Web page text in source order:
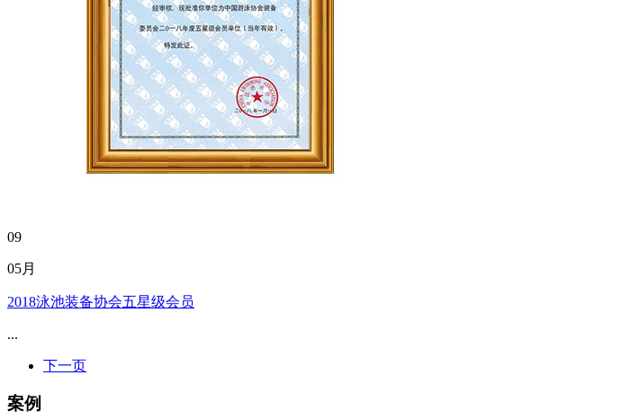
09
05月
2018泳池装备协会五星级会员
...
下一页
案例